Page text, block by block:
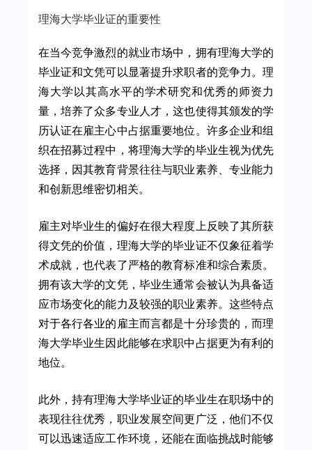
理海大学毕业证的重要性
在当今竞争激烈的就业市场中，拥有理海大学的
毕业证和文凭可以显著提升求职者的竞争力。理
海大学以其高水平的学术研究和优秀的师资力
量，培养了众多专业人才，这也使得其颁发的学
历认证在雇主心中占据重要地位。许多企业和组
织在招募过程中，将理海大学的毕业生视为优先
选择，因其教育背景往往与职业素养、专业能力
和创新思维密切相关。
雇主对毕业生的偏好在很大程度上反映了其所获
得文凭的价值，理海大学的毕业证不仅象征着学
术成就，也代表了严格的教育标准和综合素质。
拥有该大学的文凭，毕业生通常会被认为具备适
应市场变化的能力及较强的职业素养。这些特点
对于各行各业的雇主而言都是十分珍贵的，而理
海大学毕业生因此能够在求职中占据更为有利的
地位。
此外，持有理海大学毕业证的毕业生在职场中的
表现往往优秀，职业发展空间更广泛，他们不仅
可以迅速适应工作环境，还能在面临挑战时能够